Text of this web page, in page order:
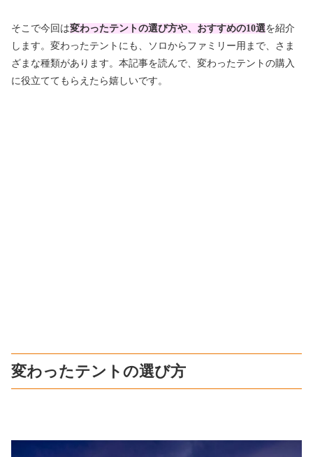
そこで今回は変わったテントの選び方や、おすすめの10選を紹介
します。変わったテントにも、ソロからファミリー用まで、さま
ざまな種類があります。本記事を読んで、変わったテントの購入
に役立ててもらえたら嬉しいです。
変わったテントの選び方